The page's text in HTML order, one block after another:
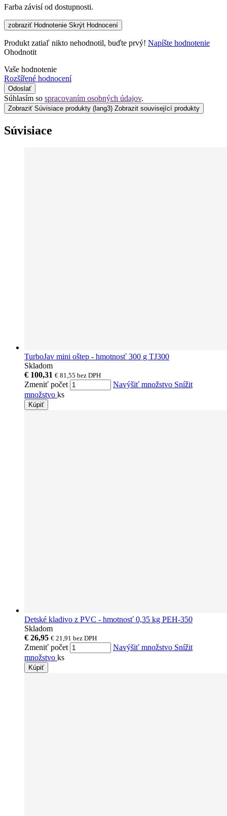
Farba závisí od dostupnosti.
zobraziť Hodnotenie Skrýt Hodnocení
Produkt zatiaľ nikto nehodnotil, buďte prvý! Napíšte hodnotenie
Ohodnotit
Vaše hodnotenie
Rozšířené hodnocení
Odoslať
Súhlasím so spracovaním osobných údajov.
Zobraziť Súvisiace produkty (lang3) Zobrazit související produkty
Súvisiace
TurboJav mini oštep - hmotnosť 300 g TJ300
Skladom
€ 100,31 € 81,55 bez DPH
Zmeniť počet Navýšiť množstvo Snížit
množstvo ks
Kúpiť
Detské kladivo z PVC - hmotnosť 0,35 kg PEH-350
Skladom
€ 26,95 € 21,91 bez DPH
Zmeniť počet Navýšiť množstvo Snížit
množstvo ks
Kúpiť